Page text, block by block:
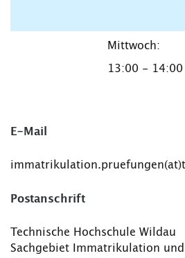
Mittwoch:
13:00 - 14:00
E-Mail
Postanschrift
Technische Hochschule Wildau
Sachgebiet Immatrikulation